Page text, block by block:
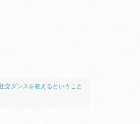
交ダンスを教えるということ